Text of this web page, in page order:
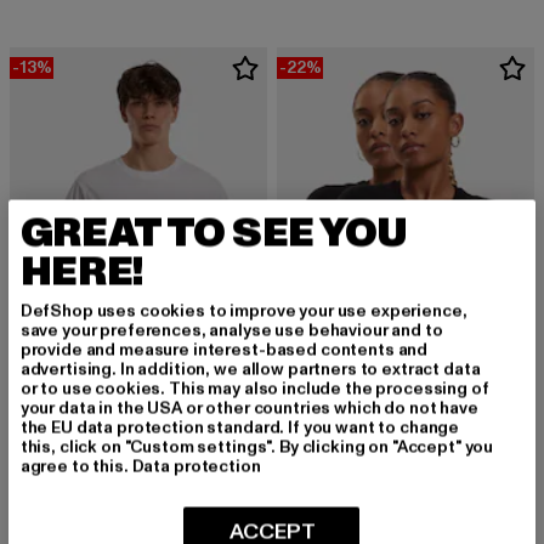
-13%
MISTER TEE
Lemon Soda Tee
Derzeitiger Preis: 20,00 EURAktionspreis: 22,99 EUR
-22%
KARL KANI
GREAT TO SEE YOU
HERE!
DefShop uses cookies to improve your use experience,
save your preferences, analyse use behaviour and to
provide and measure interest-based contents and
advertising. In addition, we allow partners to extract data
or to use cookies. This may also include the processing of
your data in the USA or other countries which do not have
the EU data protection standard. If you want to change
this, click on "Custom settings". By clicking on "Accept" you
agree to this. Data protection
ACCEPT